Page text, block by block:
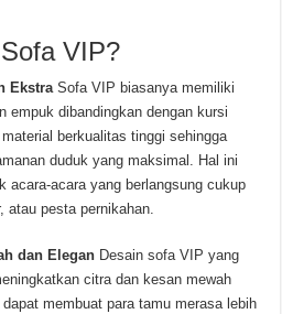
VIP?
EkstraSofa VIP biasanya memiliki
empuk dibandingkan dengan kursi
berkualitas tinggi sehingga
duduk yang maksimal. Hal ini
acara-acara yang berlangsung cukup
atau pesta pernikahan.
dan Elegan Desain sofa VIP yang
citra dan kesan mewah
membuat para tamu merasa lebih